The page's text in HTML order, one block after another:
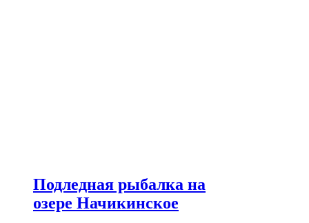
Подледная рыбалка на
озере Начикинское